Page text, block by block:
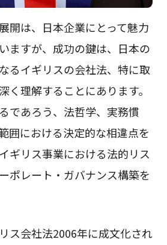
開は、日本企業にとって魅力
ますが、成功の鍵は、日本の
るイギリスの会社法、特に取
く理解することにあります。
であろう、法哲学、実務慣
囲における決定的な相違点を
ギリス事業における法的リス
ポレート・ガバナンス構築を
ス会社法2006年に成文化され